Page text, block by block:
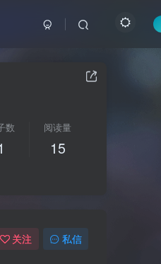
数 阅读量
15
关注 私信